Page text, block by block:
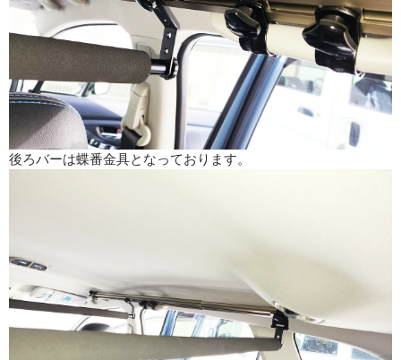
後ろバーは蝶番金具となっております。